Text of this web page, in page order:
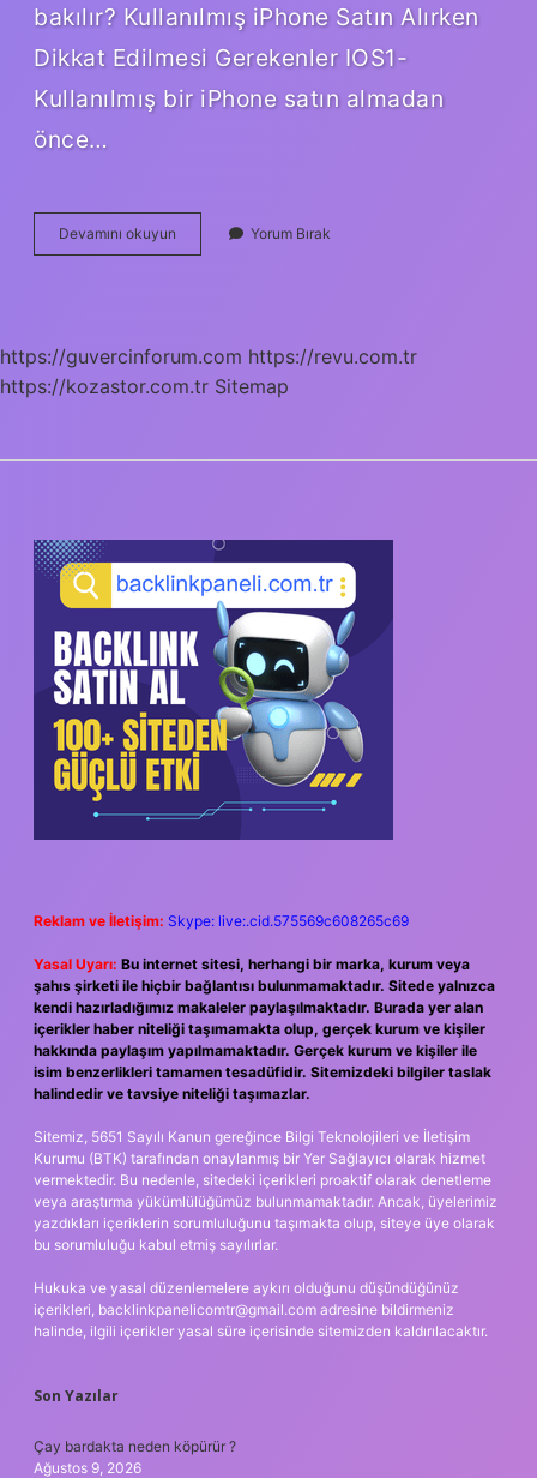
bakılır? Kullanılmış iPhone Satın Alırken
Dikkat Edilmesi Gerekenler IOS1-
Kullanılmış bir iPhone satın almadan
önce…
Devamını okuyun
El
Yorum Bırak
https://guvercinforum.com https://revu.com.tr
https://kozastor.com.tr Sitemap
SIDEBAR
Reklam ve İletişim: Skype: live:.cid.575569c608265c69
Yasal Uyarı: Bu internet sitesi, herhangi bir marka, kurum veya
şahıs şirketi ile hiçbir bağlantısı bulunmamaktadır. Sitede yalnızca
kendi hazırladığımız makaleler paylaşılmaktadır. Burada yer alan
içerikler haber niteliği taşımamakta olup, gerçek kurum ve kişiler
hakkında paylaşım yapılmamaktadır. Gerçek kurum ve kişiler ile
isim benzerlikleri tamamen tesadüfidir. Sitemizdeki bilgiler taslak
halindedir ve tavsiye niteliği taşımazlar.
Sitemiz, 5651 Sayılı Kanun gereğince Bilgi Teknolojileri ve İletişim
Kurumu (BTK) tarafından onaylanmış bir Yer Sağlayıcı olarak hizmet
vermektedir. Bu nedenle, sitedeki içerikleri proaktif olarak denetleme
veya araştırma yükümlülüğümüz bulunmamaktadır. Ancak, üyelerimiz
yazdıkları içeriklerin sorumluluğunu taşımakta olup, siteye üye olarak
bu sorumluluğu kabul etmiş sayılırlar.
Hukuka ve yasal düzenlemelere aykırı olduğunu düşündüğünüz
içerikleri, backlinkpanelicomtr@gmail.com adresine bildirmeniz
halinde, ilgili içerikler yasal süre içerisinde sitemizden kaldırılacaktır.
Son Yazılar
Çay bardakta neden köpürür ?
Ağustos 9, 2026